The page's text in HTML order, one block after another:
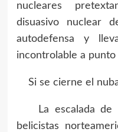
nucleares
disuasivo nuclear
autodefensa y
incontrolable a
Si se cierne el
La escalada de
belicistas